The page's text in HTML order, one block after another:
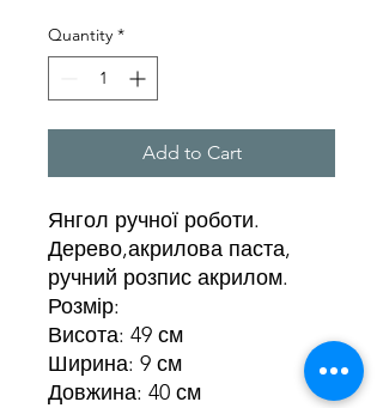
Quantity *
Add to Cart
Янгол ручної роботи.
Дерево,акрилова паста,
ручний розпис акрилом.
Розмір:
Висота: 49 см
Ширина: 9 см
Довжина: 40 см